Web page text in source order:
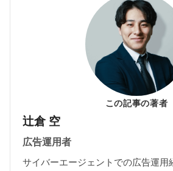
この記事の著者
辻倉 空
広告運用者
サイバーエージェントでの広告運用